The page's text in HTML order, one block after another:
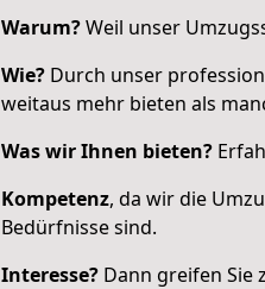
Warum?Weil unser
Wie? Durch unser
weitaus mehr bieten als
Was wir Ihnen bieten?
Kompetenz, da wir die
Bedürfnisse sind.
Interesse? Dann greifen Sie